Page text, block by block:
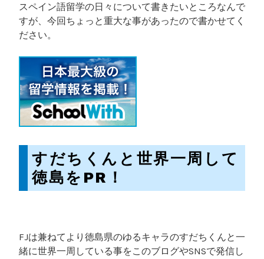
スペイン語留学の日々について書きたいところなんで
すが、今回ちょっと重大な事があったので書かせてく
ださい。
すだちくんと世界一周して
徳島をPR！
FJは兼ねてより徳島県のゆるキャラのすだちくんと一
緒に世界一周している事をこのブログやSNSで発信し